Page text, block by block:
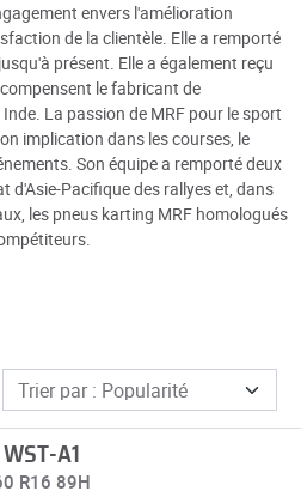
envers l'amélioration
de la clientèle. Elle a remporté
présent. Elle a également reçu
le fabricant de
La passion de MRF pour le sport
implication dans les courses, le
Son équipe a remporté deux
d'Asie-Pacifique des rallyes et, dans
les pneus karting MRF homologués
A1
R16 89H